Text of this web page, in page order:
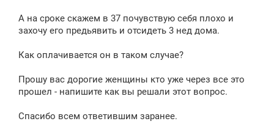
А на сроке скажем в 37 почувствую себя плохо и
захочу его предьявить и отсидеть 3 нед дома.
Как оплачивается он в таком случае?
Прошу вас дорогие женщины кто уже через все это
прошел - напишите как вы решали этот вопрос.
Спасибо всем ответившим заранее.